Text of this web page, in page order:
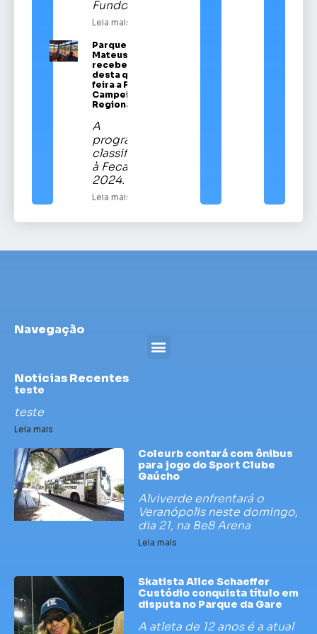
Fundo
Leia mais
Parque Vítor
Mateus Teixeira
recebe a partir
desta quinta-
feira a Festa
Campeira
Regional
A
programação
classificatória
à Fecars
2024.
Leia mais
Navegação
Noticias Recentes
teste
teste
Leia mais
Coleurb contará com ônibus
para jogo do Sport Clube
Gaúcho
Alviverde enfrentará o
Veranópolis neste domingo,
dia 21, na Be8 Arena
Leia mais
Skatista Alice Schaeffer
Custódio conquista título em
disputa no Parque da Gare
A atleta de 12 anos é a atual